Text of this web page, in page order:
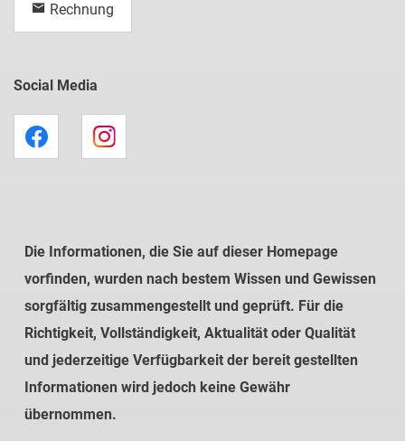
Rechnung
Social Media
Die Informationen, die Sie auf dieser Homepage
vorfinden, wurden nach bestem Wissen und Gewissen
sorgfältig zusammengestellt und geprüft. Für die
Richtigkeit, Vollständigkeit, Aktualität oder Qualität
und jederzeitige Verfügbarkeit der bereit gestellten
Informationen wird jedoch keine Gewähr
übernommen.